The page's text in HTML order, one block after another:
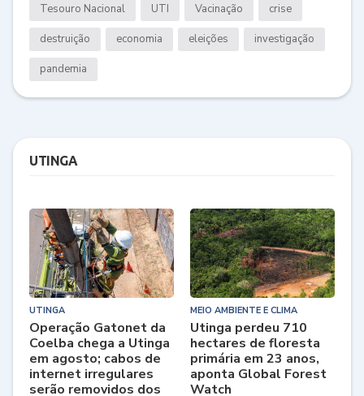
Tesouro Nacional UTI Vacinação crise
destruição economia eleições investigação
pandemia
UTINGA
UTINGA
Operação Gatonet da
Coelba chega a Utinga
em agosto; cabos de
internet irregulares
serão removidos dos
MEIO AMBIENTE E CLIMA
Utinga perdeu 710
hectares de floresta
primária em 23 anos,
aponta Global Forest
Watch